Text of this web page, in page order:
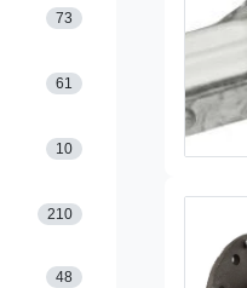
73
61
10
210
48